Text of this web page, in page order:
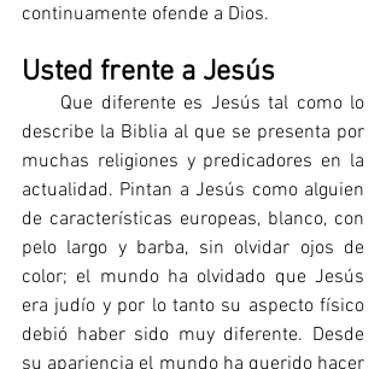
continuamente ofende a Dios.
Usted frente a Jesús
describe la Biblia al que se presenta por
muchas religiones y predicadores en la
actualidad. Pintan a Jesús como alguien
de características europeas, blanco, con
pelo largo y barba, sin olvidar ojos de
color; el mundo ha olvidado que Jesús
era judío y por lo tanto su aspecto físico
debió haber sido muy diferente. Desde
su apariencia el mundo ha querido hacer